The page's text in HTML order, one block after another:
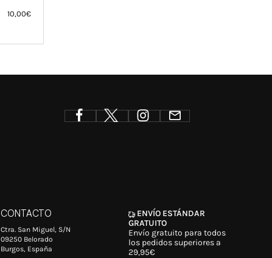
10,00€
CONTACTO
Ctra. San Miguel, S/N
09250 Belorado
Burgos, España
ENVÍO ESTÁNDAR
GRATUITO
Envío gratuito para todos
los pedidos superiores a
29,95€